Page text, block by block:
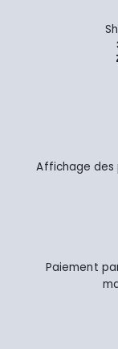
Affichage des
Paiement